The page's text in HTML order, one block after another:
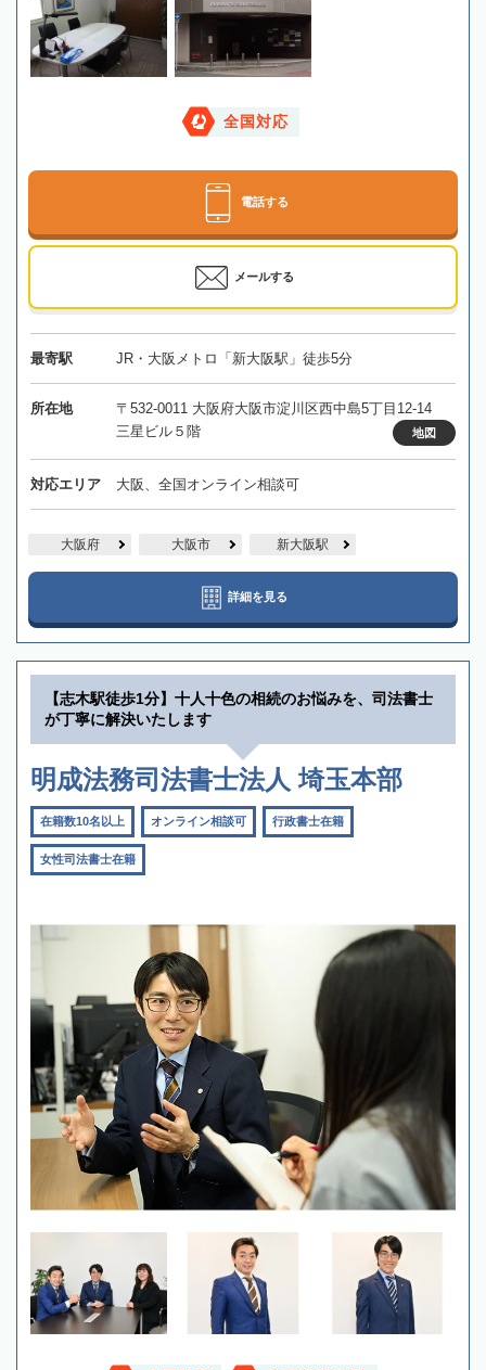
全国対応
電話する
メールする
最寄駅 JR・大阪メトロ「新大阪駅」徒歩5分
所在地
〒532-0011 大阪府大阪市淀川区西中島5丁目12-14
三星ビル５階
地図
対応エリア 大阪、全国オンライン相談可
大阪府 大阪市 新大阪駅
詳細を見る
【志木駅徒歩1分】十人十色の相続のお悩みを、司法書士
が丁寧に解決いたします
明成法務司法書士法人 埼玉本部
在籍数10名以上 オンライン相談可 行政書士在籍
女性司法書士在籍